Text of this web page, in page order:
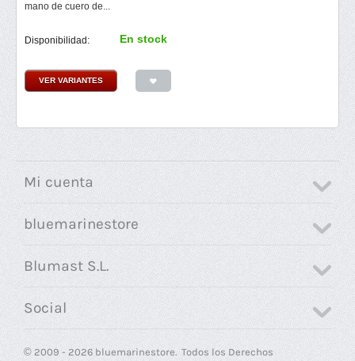
mano de cuero de...
Disponibilidad: En stock
VER VARIANTES
Mi cuenta
bluemarinestore
Blumast S.L.
Social
© 2009 - 2026 bluemarinestore. Todos los Derechos